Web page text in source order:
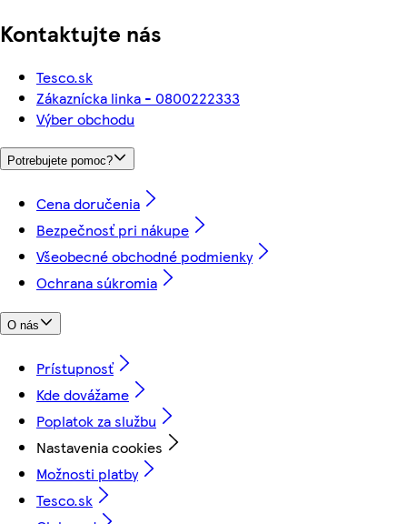
Kontaktujte nás
Tesco.sk
Zákaznícka linka - 0800222333
Výber obchodu
Potrebujete pomoc?
Cena doručenia
Bezpečnosť pri nákupe
Všeobecné obchodné podmienky
Ochrana súkromia
O nás
Prístupnosť
Kde dovážame
Poplatok za službu
Nastavenia cookies
Možnosti platby
Tesco.sk